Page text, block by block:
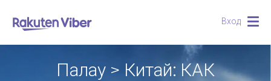
Вход
Палау > Китай: КАК